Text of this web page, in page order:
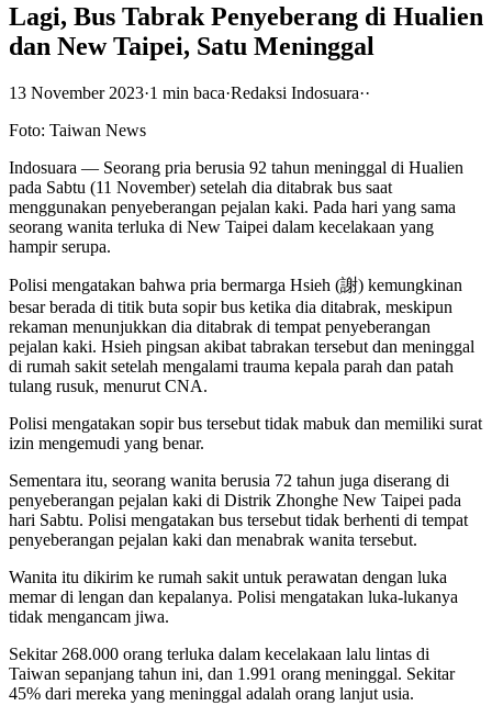
Lagi, Bus Tabrak Penyeberang di Hualien
dan New Taipei, Satu Meninggal
13 November 2023·1 min baca·Redaksi Indosuara··
Foto: Taiwan News
Indosuara — Seorang pria berusia 92 tahun meninggal di Hualien
pada Sabtu (11 November) setelah dia ditabrak bus saat
menggunakan penyeberangan pejalan kaki. Pada hari yang sama
seorang wanita terluka di New Taipei dalam kecelakaan yang
hampir serupa.
Polisi mengatakan bahwa pria bermarga Hsieh (謝) kemungkinan
besar berada di titik buta sopir bus ketika dia ditabrak, meskipun
rekaman menunjukkan dia ditabrak di tempat penyeberangan
pejalan kaki. Hsieh pingsan akibat tabrakan tersebut dan meninggal
di rumah sakit setelah mengalami trauma kepala parah dan patah
tulang rusuk, menurut CNA.
Polisi mengatakan sopir bus tersebut tidak mabuk dan memiliki surat
izin mengemudi yang benar.
Sementara itu, seorang wanita berusia 72 tahun juga diserang di
penyeberangan pejalan kaki di Distrik Zhonghe New Taipei pada
hari Sabtu. Polisi mengatakan bus tersebut tidak berhenti di tempat
penyeberangan pejalan kaki dan menabrak wanita tersebut.
Wanita itu dikirim ke rumah sakit untuk perawatan dengan luka
memar di lengan dan kepalanya. Polisi mengatakan luka-lukanya
tidak mengancam jiwa.
Sekitar 268.000 orang terluka dalam kecelakaan lalu lintas di
Taiwan sepanjang tahun ini, dan 1.991 orang meninggal. Sekitar
45% dari mereka yang meninggal adalah orang lanjut usia.